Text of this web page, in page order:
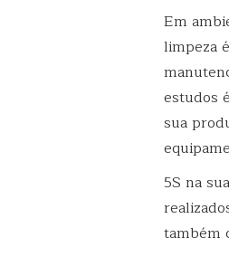
Em
limpeza
estudos
sua
5S na
também